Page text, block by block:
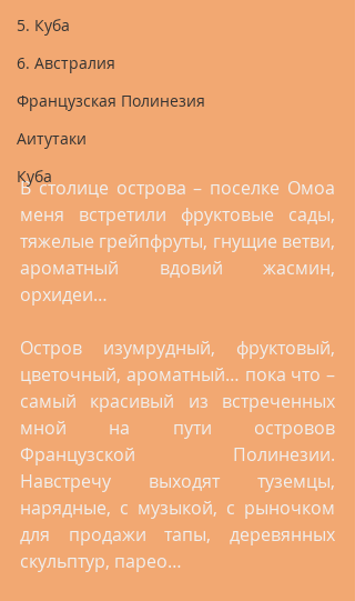
5. Куба
6. Австралия
Французская Полинезия
Аитутаки
Куба
В столице острова – поселке Омоа
меня встретили фруктовые сады,
тяжелые грейпфруты, гнущие ветви,
ароматный вдовий жасмин,
орхидеи…
Остров изумрудный, фруктовый,
цветочный, ароматный… пока что –
самый красивый из встреченных
мной на пути островов
Французской Полинезии.
Навстречу выходят туземцы,
нарядные, с музыкой, с рыночком
для продажи тапы, деревянных
скульптур, парео…